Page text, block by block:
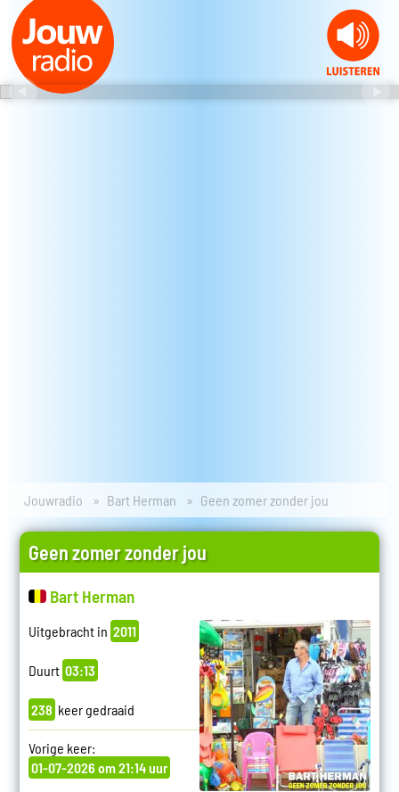
Jouwradio Bart Herman Geen zomer zonder jou
Geen zomer zonder jou
Bart Herman
Uitgebracht in 2011
Duurt 03:13
238 keer gedraaid
Vorige keer:
01-07-2026 om 21:14 uur